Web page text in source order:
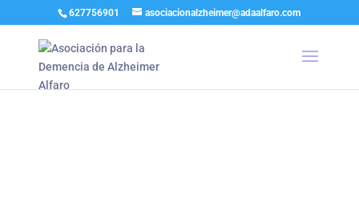
627756901 asociacionalzheimer@adaalfaro.com